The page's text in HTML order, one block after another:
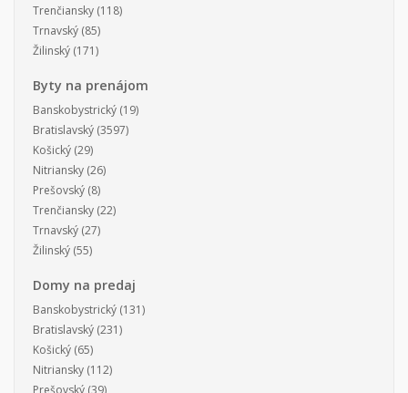
Trenčiansky (118)
Trnavský (85)
Žilinský (171)
Byty na prenájom
Banskobystrický (19)
Bratislavský (3597)
Košický (29)
Nitriansky (26)
Prešovský (8)
Trenčiansky (22)
Trnavský (27)
Žilinský (55)
Domy na predaj
Banskobystrický (131)
Bratislavský (231)
Košický (65)
Nitriansky (112)